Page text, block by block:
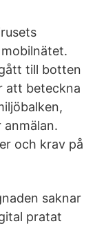
till botten
att beteckna
och krav på
saknar
pratat